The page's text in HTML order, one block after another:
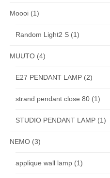
Moooi (1)
Random Light2 S (1)
MUUTO (4)
E27 PENDANT LAMP (2)
strand pendant close 80 (1)
STUDIO PENDANT LAMP (1)
NEMO (3)
applique wall lamp (1)